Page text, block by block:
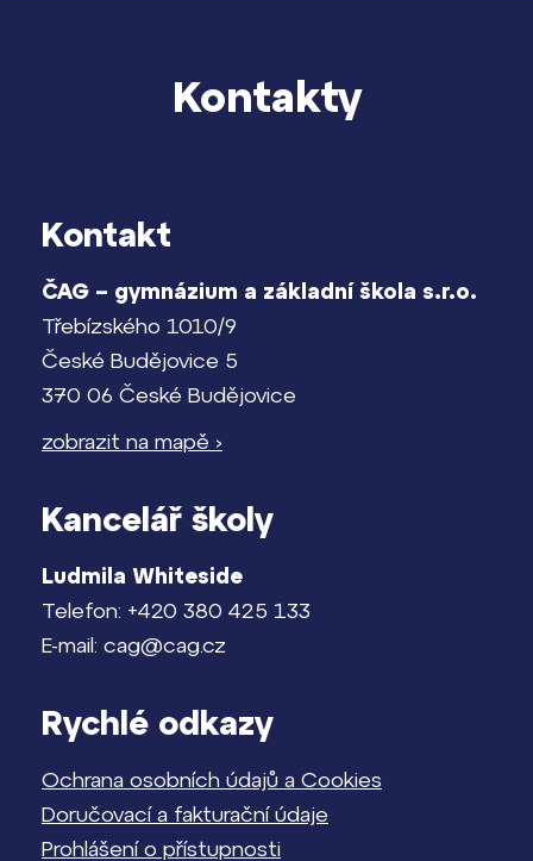
Kontakty
Kontakt
ČAG – gymnázium a základní škola s.r.o.
Třebízského 1010/9
České Budějovice 5
370 06 České Budějovice
zobrazit na mapě ›
Kancelář školy
Ludmila Whiteside
Telefon: +420 380 425 133
E-mail: cag@cag.cz
Rychlé odkazy
Ochrana osobních údajů a Cookies
Doručovací a fakturační údaje
Prohlášení o přístupnosti